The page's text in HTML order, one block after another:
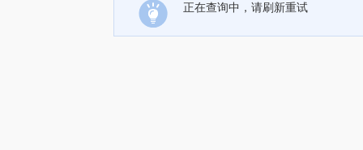
正在查询中，请刷新重试